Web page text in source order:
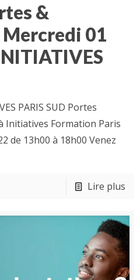
&
01
PARIS SUD Portes
Initiatives Formation Paris
de 13h00 à 18h00 Venez
Lire plus